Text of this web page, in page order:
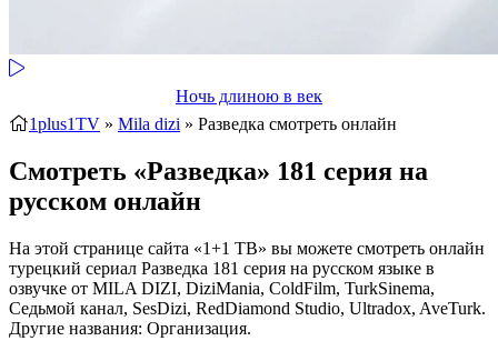
Ночь длиною в век
1plus1TV » Mila dizi » Разведка смотреть онлайн
Смотреть «Разведка» 181 серия на
русском онлайн
На этой странице сайта «1+1 ТВ» вы можете смотреть онлайн
турецкий сериал Разведка 181 серия на русском языке в
озвучке от MILA DIZI, DiziMania, ColdFilm, TurkSinema,
Седьмой канал, SesDizi, RedDiamond Studio, Ultradox, AveTurk.
Другие названия: Организация.